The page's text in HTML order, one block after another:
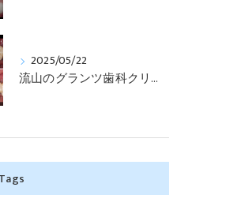
2025/05/22
流山のグランツ歯科クリニックでは「歯医者が怖い」方でもインプラントやセラミックスの治療が受けられます。
Tags